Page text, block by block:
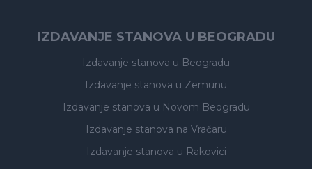
IZDAVANJE STANOVA U BEOGRADU
Izdavanje stanova u Beogradu
Izdavanje stanova u Zemunu
Izdavanje stanova u Novom Beogradu
Izdavanje stanova na Vračaru
Izdavanje stanova u Rakovici